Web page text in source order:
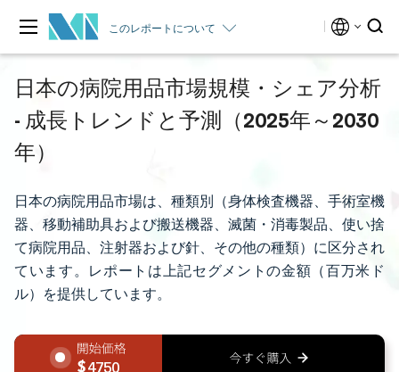
このレポートについて
日本の病院用品市場規模・シェア分析
- 成長トレンドと予測（2025年～2030
年）
日本の病院用品市場は、種類別（身体検査機器、手術室機
器、移動補助具および搬送機器、滅菌・消毒製品、使い捨
て病院用品、注射器および針、その他の種類）に区分され
ています。レポートは上記セグメントの金額（百万米ド
ル）を提供しています。
4750